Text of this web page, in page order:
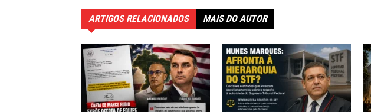
ARTIGOS RELACIONADOS MAIS DO AUTOR